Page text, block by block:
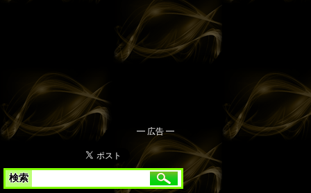
━ 広告 ━
検索